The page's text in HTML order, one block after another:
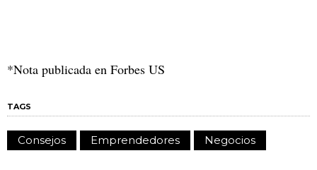
*Nota publicada en Forbes US
TAGS
Consejos Emprendedores Negocios